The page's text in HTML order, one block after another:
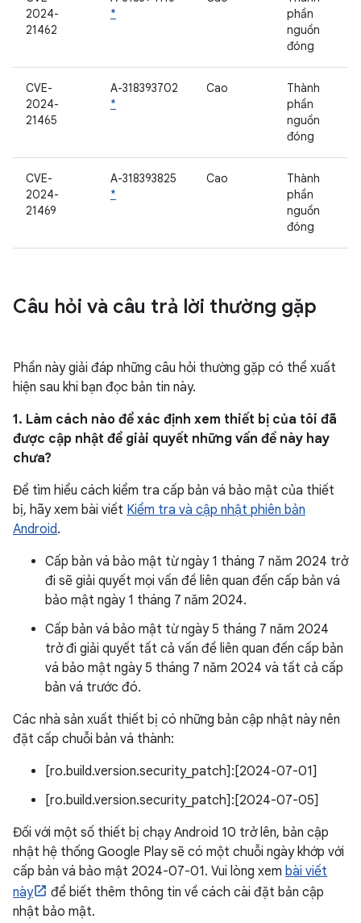
2024-
21462
*
phần
nguồn
đóng
CVE-
2024-
21465
A-318393702
*
Cao
Thành
phần
nguồn
đóng
CVE-
2024-
21469
A-318393825
*
Cao
Thành
phần
nguồn
đóng
Câu hỏi và câu trả lời thường gặp
Phần này giải đáp những câu hỏi thường gặp có thể xuất
hiện sau khi bạn đọc bản tin này.
1. Làm cách nào để xác định xem thiết bị của tôi đã
được cập nhật để giải quyết những vấn đề này hay
chưa?
Để tìm hiểu cách kiểm tra cấp bản vá bảo mật của thiết
bị, hãy xem bài viết Kiểm tra và cập nhật phiên bản
Android.
Cấp bản vá bảo mật từ ngày 1 tháng 7 năm 2024 trở
đi sẽ giải quyết mọi vấn đề liên quan đến cấp bản vá
bảo mật ngày 1 tháng 7 năm 2024.
Cấp bản vá bảo mật từ ngày 5 tháng 7 năm 2024
trở đi giải quyết tất cả vấn đề liên quan đến cấp bản
vá bảo mật ngày 5 tháng 7 năm 2024 và tất cả cấp
bản vá trước đó.
Các nhà sản xuất thiết bị có những bản cập nhật này nên
đặt cấp chuỗi bản vá thành:
[ro.build.version.security_patch]:[2024-07-01]
[ro.build.version.security_patch]:[2024-07-05]
Đối với một số thiết bị chạy Android 10 trở lên, bản cập
nhật hệ thống Google Play sẽ có một chuỗi ngày khớp với
cấp bản vá bảo mật 2024-07-01. Vui lòng xem bài viết
này
để biết thêm thông tin về cách cài đặt bản cập
nhật bảo mật.